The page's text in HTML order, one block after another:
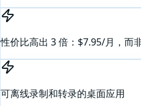
性价比高出 3 倍：$7.95/月，而
可离线录制和转录的桌面应用